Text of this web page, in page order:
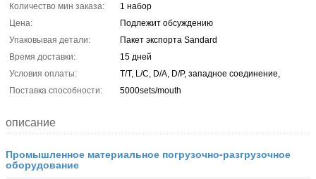
Количество мин заказа:
1 набор
Цена:
Подлежит обсуждению
Упаковывая детали:
Пакет экспорта Sandard
Время доставки:
15 дней
Условия оплаты:
T/T, L/C, D/A, D/P, западное соединение,
Поставка способности:
5000sets/mouth
описание
Промышленное материальное погрузочно-разгрузочное
оборудование